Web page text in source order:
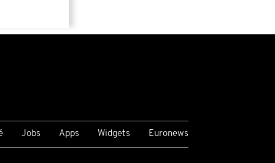
Jobs Apps Widgets Euronews